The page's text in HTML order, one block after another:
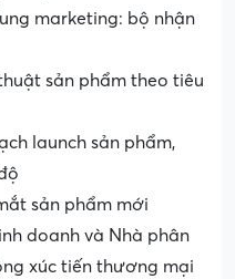
marketing: bộ nhận
sản phẩm theo tiêu
launch sản phẩm,
sản phẩm mới
doanh và Nhà phân
xúc tiến thương mại